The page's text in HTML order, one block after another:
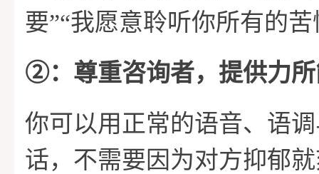
要”“我愿意聆听你所有的
➁：尊重咨询者，提供力
你可以用正常的语音、语
话，不需要因为对方抑郁